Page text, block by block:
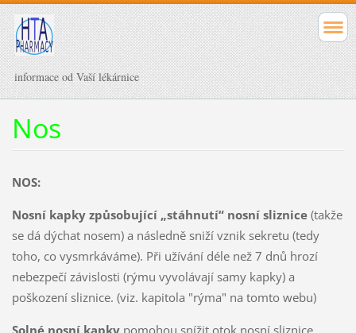
informace od Vaší lékárnice
Nos
NOS:
Nosní kapky způsobující „stáhnutí“ nosní sliznice(takže
se dá dýchat nosem) a následně sniží vznik sekretu (tedy
toho, co vysmrkáváme). Při užívání déle než 7 dnů hrozí
nebezpečí závislosti (rýmu vyvolávají samy kapky) a
poškození sliznice. (viz. kapitola "rýma" na tomto webu)
Solné nosní kapkypomohou snížit otok nosní sliznice.